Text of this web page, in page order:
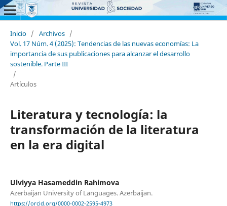
Inicio / Archivos /
Vol. 17 Núm. 4 (2025): Tendencias de las nuevas economías: La
importancia de sus publicaciones para alcanzar el desarrollo
sostenible. Parte III
/
Artículos
Literatura y tecnología: la
transformación de la literatura
en la era digital
Ulviyya Hasameddin Rahimova
Azerbaijan University of Languages. Azerbaijan.
https://orcid.org/0000-0002-2595-4973